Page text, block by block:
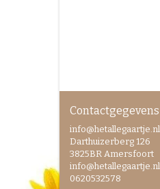
Contactgegevens
info@hetallegaartje.nl
Darthuizerberg 126
3825BR Amersfoort
info@hetallegaartje.nl
0620532578